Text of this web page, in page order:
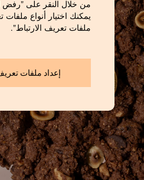
من خلال النقر على "رفض
يمكنك اختيار أنواع ملفات
ملفات تعريف الارتباط".
إعداد ملفات